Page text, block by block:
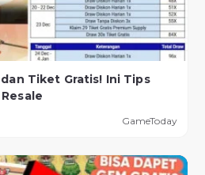
Tiket Gratis! Ini Tips
GameToday